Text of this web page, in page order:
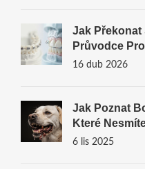
Jak Překonat
Průvodce
16 dub 2026
Jak Poznat
Které
6 lis 2025